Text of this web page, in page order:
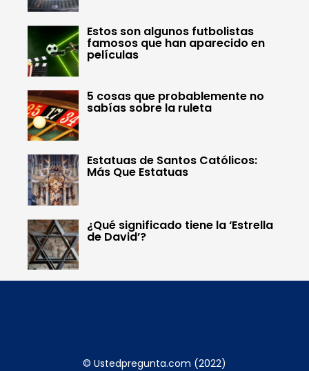
Estos son algunos futbolistas
famosos que han aparecido en
películas
5 cosas que probablemente no
sabías sobre la ruleta
Estatuas de Santos Católicos:
Más Que Estatuas
¿Qué significado tiene la ‘Estrella
de David’?
© Ustedpregunta.com (2022)